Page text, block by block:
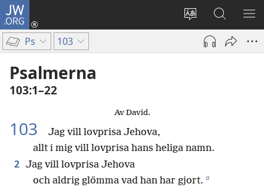
JW.ORG
Ändra
webbplatsens
språk
Logga
(öppnar
Sök
på
jw.org
Ps 103
Psalmerna
103:1–22
Av David.
103
Jag vill lovprisa Jehova,
allt i mig vill lovprisa hans heliga namn.
2 Jag vill lovprisa Jehova
och aldrig glömma vad han har gjort. a